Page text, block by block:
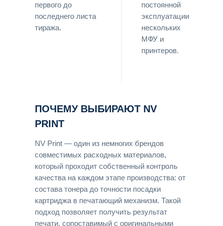
первого до
последнего листа
тиража.
постоянной
эксплуатации
нескольких
МФУ и
принтеров.
ПОЧЕМУ ВЫБИРАЮТ NV
PRINT
NV Print — один из немногих брендов
совместимых расходных материалов,
который проходит собственный контроль
качества на каждом этапе производства: от
состава тонера до точности посадки
картриджа в печатающий механизм. Такой
подход позволяет получить результат
печати, сопоставимый с оригинальными